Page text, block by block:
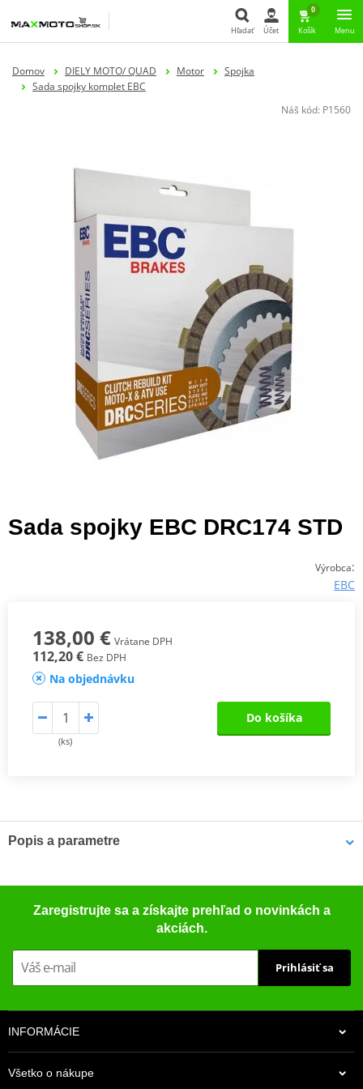
Hľadať Účet
0
Košík Menu
Domov DIELY MOTO/ QUAD Motor
Spojka
Sada spojky komplet EBC
Náš kód: P1560
Sada spojky EBC DRC174 STD
Výrobca:
EBC
138,00 € Vrátane DPH
112,20 € Bez DPH
Na objednávku
(ks)
Do košíka
Popis a parametre
Kompletní sada standardních třecích i ocelových unášecích lamel
pro offroad (motocross, enduro a ATV), včetně zesílených
Zaregistrujte sa a získajte prehľad o novinkách a
akciách.
Prihlásiť sa
INFORMÁCIE
Všetko o nákupe